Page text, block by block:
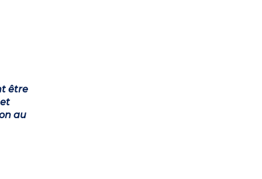
être
au